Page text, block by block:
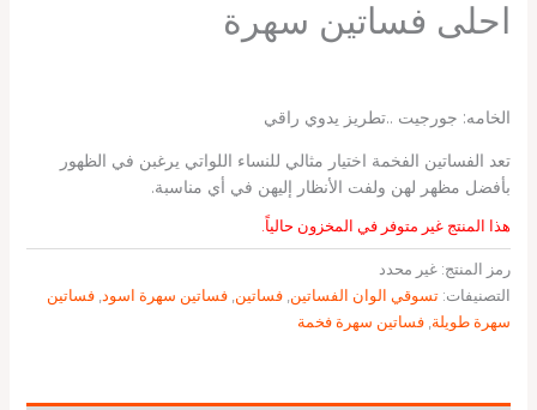
احلى فساتين سهرة
الخامه: جورجيت ..تطريز يدوي راقي
تعد الفساتين الفخمة اختيار مثالي للنساء اللواتي يرغبن في الظهور
بأفضل مظهر لهن ولفت الأنظار إليهن في أي مناسبة.
هذا المنتج غير متوفر في المخزون حالياً.
رمز المنتج: غير محدد
التصنيفات: تسوقي الوان الفساتين, فساتين, فساتين سهرة اسود, فساتين
سهرة طويلة, فساتين سهرة فخمة